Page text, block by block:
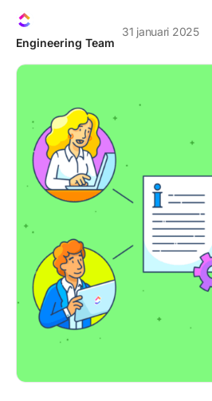
Engineering Team
31 januari 2025